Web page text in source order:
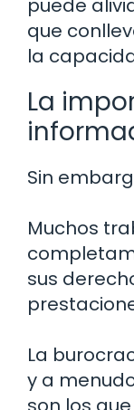
puede
que
la
La
Sin
Muchos
sus
La
y a